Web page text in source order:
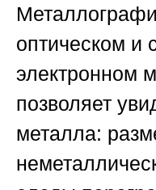
оптическом и
электронном
позволяет
металла: